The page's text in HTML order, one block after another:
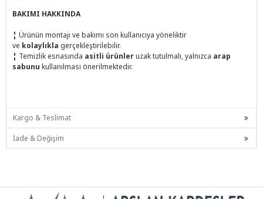
BAKIMI HAKKINDA
¦ Ürünün montajı ve bakımı son kullanıcıya yöneliktir
ve kolaylıkla gerçekleştirilebilir.
¦ Temizlik esnasında asitli ürünleruzak tutulmalı, yalnızca arap
sabunu kullanılması önerilmektedir.
Kargo & Teslimat
İade & Değişim